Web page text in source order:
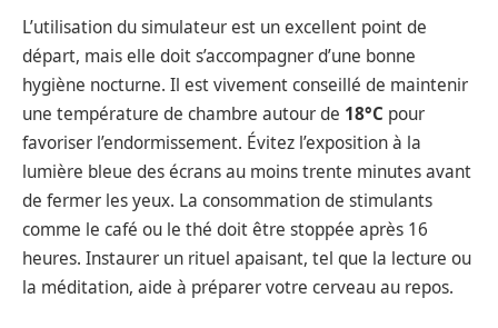
L’utilisation du simulateur est un excellent point de
départ, mais elle doit s’accompagner d’une bonne
hygiène nocturne. Il est vivement conseillé de maintenir
une température de chambre autour de 18°C pour
favoriser l’endormissement. Évitez l’exposition à la
lumière bleue des écrans au moins trente minutes avant
de fermer les yeux. La consommation de stimulants
comme le café ou le thé doit être stoppée après 16
heures. Instaurer un rituel apaisant, tel que la lecture ou
la méditation, aide à préparer votre cerveau au repos.